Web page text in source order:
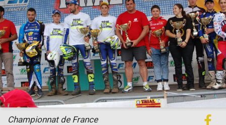
Championnat de France